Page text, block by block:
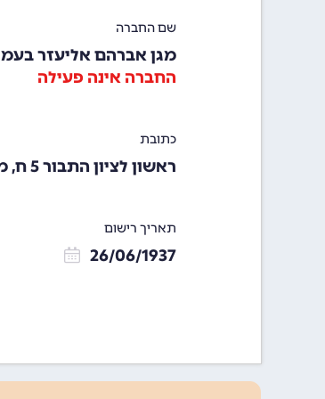
שם החברה
מגן אברהם אליעזר בעמ
החברה אינה פעילה
כתובת
ראשון לציון התבור 5 ח, מיקוד: 75238
תאריך רישום
26/06/1937